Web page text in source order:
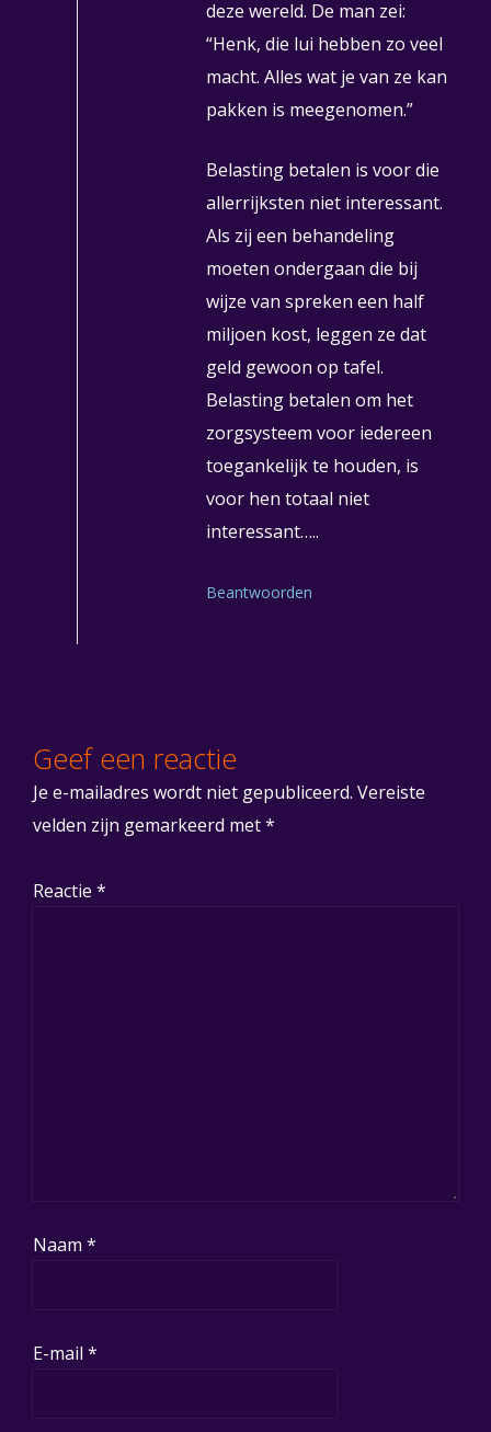
deze wereld. De man zei:
“Henk, die lui hebben zo veel
macht. Alles wat je van ze kan
pakken is meegenomen.”
Belasting betalen is voor die
allerrijksten niet interessant.
Als zij een behandeling
moeten ondergaan die bij
wijze van spreken een half
miljoen kost, leggen ze dat
geld gewoon op tafel.
Belasting betalen om het
zorgsysteem voor iedereen
toegankelijk te houden, is
voor hen totaal niet
interessant…..
Beantwoorden
Geef een reactie
Je e-mailadres wordt niet gepubliceerd. Vereiste
velden zijn gemarkeerd met*
Reactie *
Naam *
E-mail *